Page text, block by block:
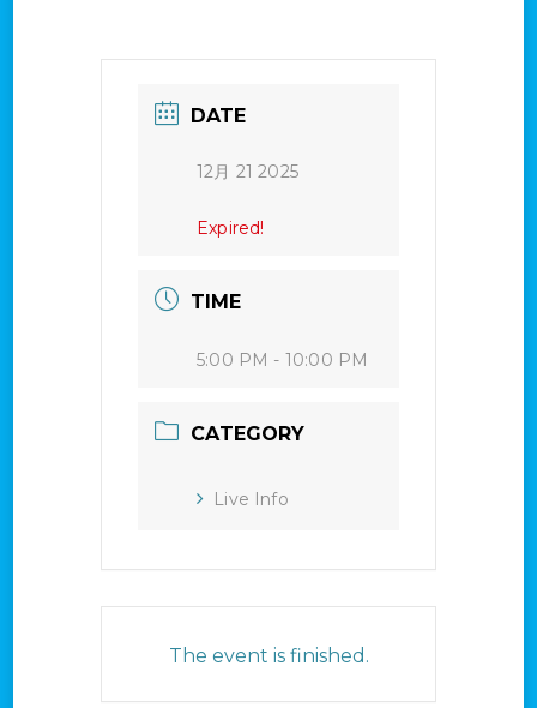
DATE
12月 21 2025
Expired!
TIME
5:00 PM - 10:00 PM
CATEGORY
Live Info
The event is finished.